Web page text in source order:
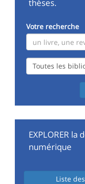
thèses.
Votre recherche
CHERCHER
dans
EXPLORER
numérique
Liste